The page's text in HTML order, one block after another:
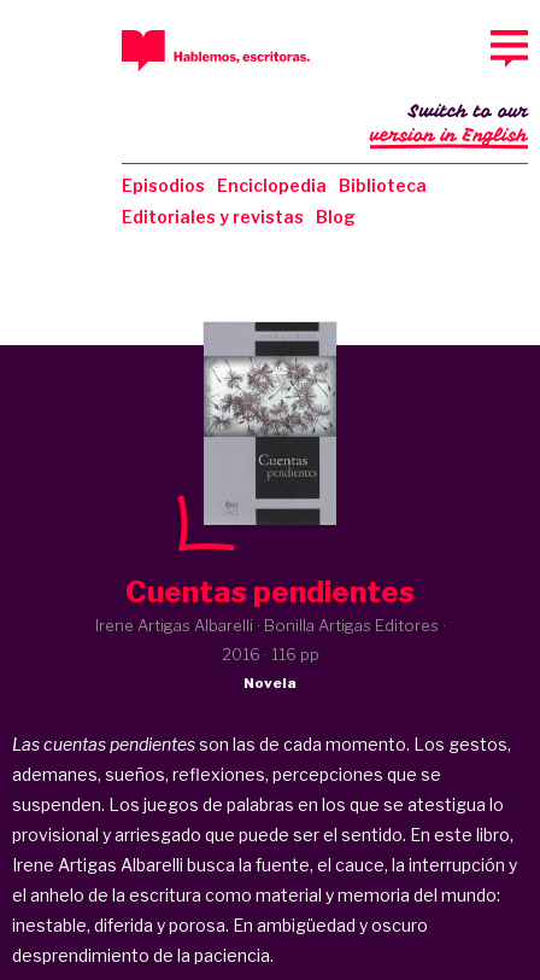
Episodios Enciclopedia
Biblioteca
Editoriales y revistas
Blog
Switch to our
version in English
Cuentas pendientes
Irene Artigas Albarelli · Bonilla Artigas Editores ·
2016 · 116 pp
Novela
Las cuentas pendientesson las de cada momento. Los gestos,
ademanes, sueños, reflexiones, percepciones que se
suspenden. Los juegos de palabras en los que se atestigua lo
provisional y arriesgado que puede ser el sentido. En este libro,
Irene Artigas Albarelli busca la fuente, el cauce, la interrupción y
el anhelo de la escritura como material y memoria del mundo:
inestable, diferida y porosa. En ambigüedad y oscuro
desprendimiento de la paciencia.